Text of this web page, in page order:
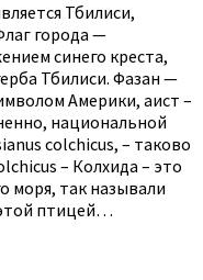
Тбилиси,
города —
синего креста,
Тбилиси. Фазан —
Америки, аист –
национальной
colchicus, – таково
– Колхида – это
моря, так называли
птицей…